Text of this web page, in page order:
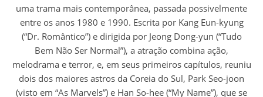
uma trama mais contemporânea, passada possivelmente
entre os anos 1980 e 1990. Escrita por Kang Eun-kyung
(“Dr. Romântico”) e dirigida por Jeong Dong-yun (“Tudo
Bem Não Ser Normal”), a atração combina ação,
melodrama e terror, e, em seus primeiros capítulos, reuniu
dois dos maiores astros da Coreia do Sul, Park Seo-joon
(visto em “As Marvels”) e Han So-hee (“My Name”), que se